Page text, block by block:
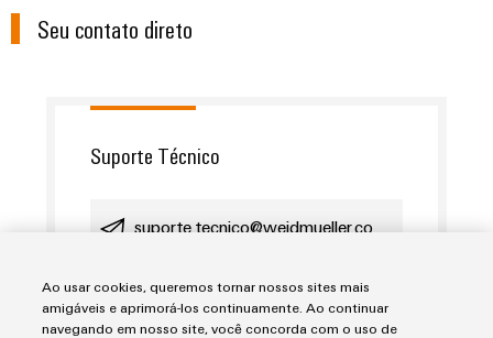
Seu contato direto
Suporte Técnico
suporte.tecnico@weidmueller.co
+55 11 4366 9620
Ao usar cookies, queremos tornar nossos sites mais
amigáveis e aprimorá-los continuamente. Ao continuar
navegando em nosso site, você concorda com o uso de